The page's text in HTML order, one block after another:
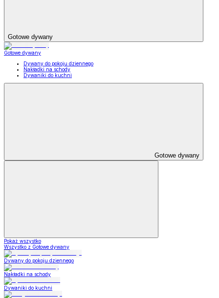
Gotowe dywany
Gotowe dywany
Dywany do pokoju dziennego
Nakładki na schody
Dywaniki do kuchni
Gotowe dywany
Pokaż wszystko
Wszystko z Gotowe dywany
Dywany do pokoju dziennego
Nakładki na schody
Dywaniki do kuchni